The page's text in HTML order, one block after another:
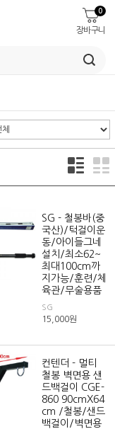
장바구니
0
SG - 철봉바(중
국산)/턱걸이운
동/아이들그네
설치/최소62~
최대100cm까
지가능/훈련/체
육관/무술용품
SG
15,000원
컨텐더 - 멀티
철봉 벽면용 샌
드백걸이 CGE-
860 90cmX64
cm /철봉/샌드
백걸이/벽면용